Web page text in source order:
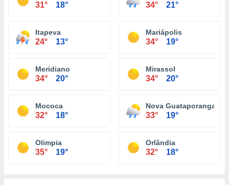
31° 18° 34° 21°
Itapeva
24° 13°
Mariápolis
34° 19°
Meridiano
34° 20°
Mirassol
34° 20°
Mococa
32° 18°
Nova Guataporanga
33° 19°
Olimpia
35° 19°
Orlândia
32° 18°